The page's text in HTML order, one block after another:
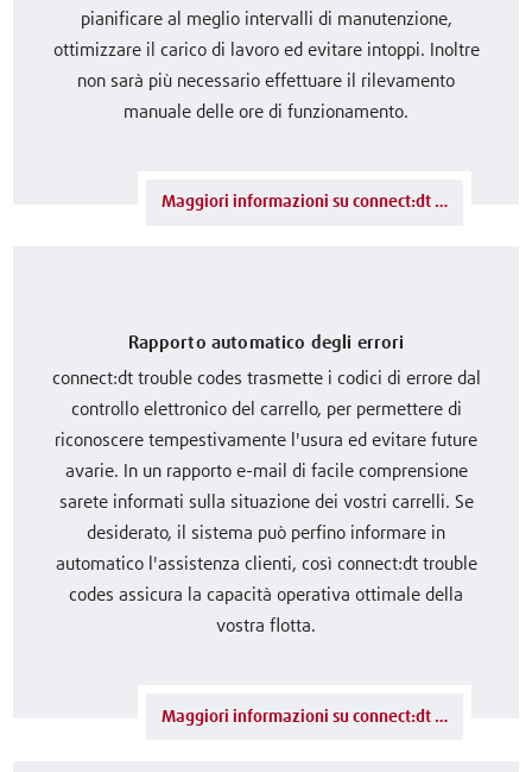
pianificare al meglio intervalli di manutenzione,
ottimizzare il carico di lavoro ed evitare intoppi. Inoltre
non sarà più necessario effettuare il rilevamento
manuale delle ore di funzionamento.
Maggiori informazioni su connect:dt operating hours
Rapporto automatico degli errori
connect:dt trouble codes trasmette i codici di errore dal
controllo elettronico del carrello, per permettere di
riconoscere tempestivamente l'usura ed evitare future
avarie. In un rapporto e-mail di facile comprensione
sarete informati sulla situazione dei vostri carrelli. Se
desiderato, il sistema può perfino informare in
automatico l'assistenza clienti, così connect:dt trouble
codes assicura la capacità operativa ottimale della
vostra flotta.
Maggiori informazioni su connect:dt trouble codes